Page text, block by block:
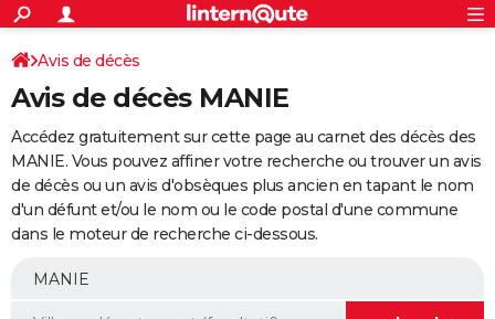
ACTUALITÉS
Politique
Société
Faits Divers
Education
Monde
Villes
+
SPORT
Coupe du monde 2026
Football
Tennis
Cyclisme
Rugby
Forum
Programme TV
TNT
Streaming
Cinéma
Sorties cinéma
Musique
+
FINANCE
Retraite
Impôts
Epargne
Immobilier
Risques naturels par ville
Banque
Assurance
Crédit
AUTO
Essais
Réserver un essai
Citadines
Berlines
SUV
Forum auto
+
Mobiles
Meilleur smartphone
Internet
Ordinateurs
Jeux vidéo
Guide high-tech
Avis de décès
Avis de décès MANIE
Accédez gratuitement sur cette page au carnet des décès des
MANIE. Vous pouvez affiner votre recherche ou trouver un avis
de décès ou un avis d'obsèques plus ancien en tapant le nom
d'un défunt et/ou le nom ou le code postal d'une commune
dans le moteur de recherche ci-dessous.